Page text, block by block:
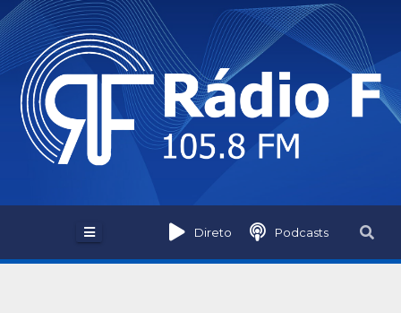
Skip
to
content
Direto Podcasts